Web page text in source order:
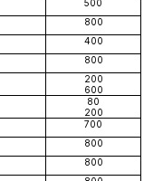
500
800
400
800
200
600
80
200
700
800
800